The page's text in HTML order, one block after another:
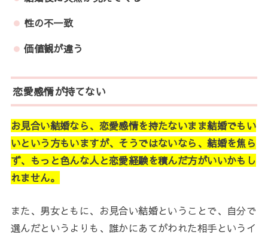
性の不一致
価値観が違う
恋愛感情が持てない
お見合い結婚なら、恋愛感情を持たないまま結婚でもい
いという方もいますが、そうではないなら、結婚を焦ら
ず、もっと色んな人と恋愛経験を積んだ方がいいかもし
れません。
また、男女ともに、お見合い結婚ということで、自分で
選んだというよりも、誰かにあてがわれた相手というイ